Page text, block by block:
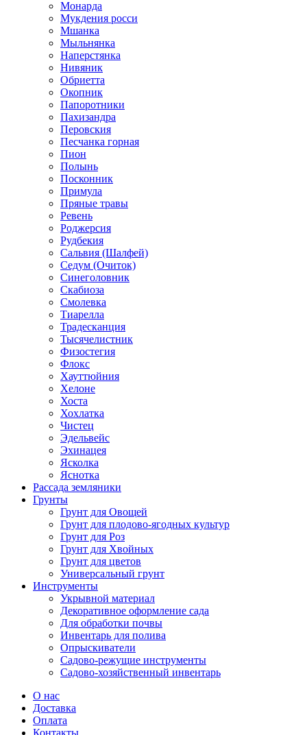
Монарда
Мукдения росси
Мшанка
Мыльнянка
Наперстянка
Нивяник
Обриетта
Окопник
Папоротники
Пахизандра
Перовския
Песчанка горная
Пион
Полынь
Посконник
Примула
Пряные травы
Ревень
Роджерсия
Рудбекия
Сальвия (Шалфей)
Седум (Очиток)
Синеголовник
Скабиоза
Смолевка
Тиарелла
Традесканция
Тысячелистник
Физостегия
Флокс
Хауттюйния
Хелоне
Хоста
Хохлатка
Чистец
Эдельвейс
Эхинацея
Ясколка
Яснотка
Рассада земляники
Грунты
Грунт для Овощей
Грунт для плодово-ягодных культур
Грунт для Роз
Грунт для Хвойных
Грунт для цветов
Универсальный грунт
Инструменты
Укрывной материал
Декоративное оформление сада
Для обработки почвы
Инвентарь для полива
Опрыскиватели
Садово-режущие инструменты
Садово-хозяйственный инвентарь
О нас
Доставка
Оплата
Контакты